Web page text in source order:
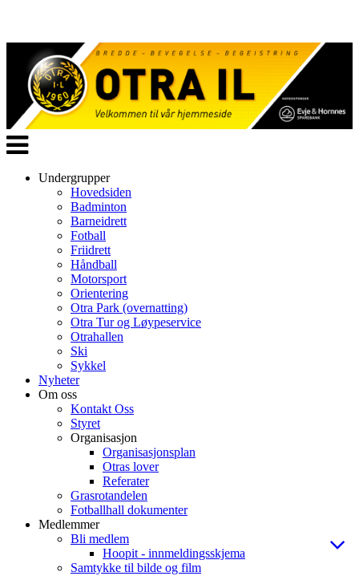
Veksle
navigasjon
Undergrupper
Hovedsiden
Badminton
Barneidrett
Fotball
Friidrett
Håndball
Motorsport
Orientering
Otra Park (overnatting)
Otra Tur og Løypeservice
Otrahallen
Ski
Sykkel
Nyheter
Om oss
Kontakt Oss
Styret
Organisasjon
Organisasjonsplan
Otras lover
Referater
Grasrotandelen
Fotballhall dokumenter
Medlemmer
Bli medlem
Hoopit - innmeldingsskjema
Samtykke til bilde og film